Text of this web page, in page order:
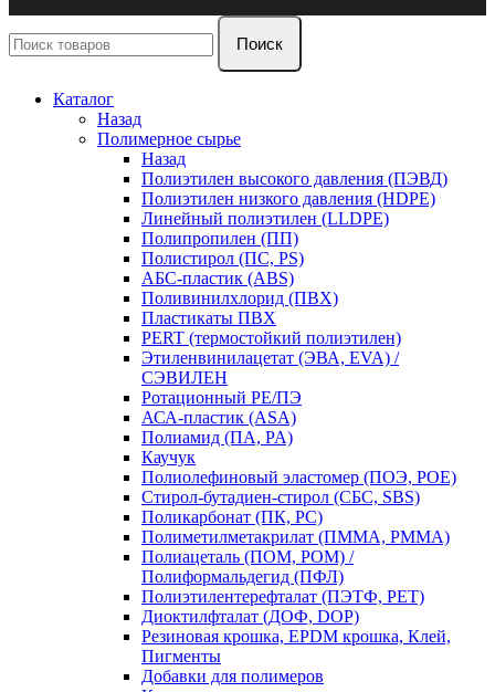
Поиск
Каталог
Назад
Полимерное сырье
Назад
Полиэтилен высокого давления (ПЭВД)
Полиэтилен низкого давления (HDPE)
Линейный полиэтилен (LLDPE)
Полипропилен (ПП)
Полистирол (ПС, PS)
АБС-пластик (ABS)
Поливинилхлорид (ПВХ)
Пластикаты ПВХ
PERT (термостойкий полиэтилен)
Этиленвинилацетат (ЭВА, EVA) /
СЭВИЛЕН
Ротационный PE/ПЭ
АСА-пластик (ASA)
Полиамид (ПА, PA)
Каучук
Полиолефиновый эластомер (ПОЭ, POE)
Стирол-бутадиен-стирол (СБС, SBS)
Поликарбонат (ПК, PC)
Полиметилметакрилат (ПММА, PMMA)
Полиацеталь (ПОМ, POM) /
Полиформальдегид (ПФЛ)
Полиэтилентерефталат (ПЭТФ, PET)
Диоктилфталат (ДОФ, DOP)
Резиновая крошка, EPDM крошка, Клей,
Пигменты
Добавки для полимеров